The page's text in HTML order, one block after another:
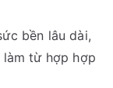
bền lâu dài,
từ hợp hợp